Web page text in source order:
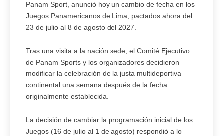
Panam Sport, anunció hoy un cambio de fecha en los
Juegos Panamericanos de Lima, pactados ahora del
23 de julio al 8 de agosto del 2027.
Tras una visita a la nación sede, el Comité Ejecutivo
de Panam Sports y los organizadores decidieron
modificar la celebración de la justa multideportiva
continental una semana después de la fecha
originalmente establecida.
La decisión de cambiar la programación inicial de los
Juegos (16 de julio al 1 de agosto) respondió a lo